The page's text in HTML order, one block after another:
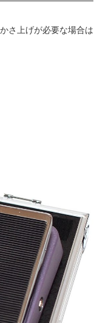
さ上げが必要な場合は